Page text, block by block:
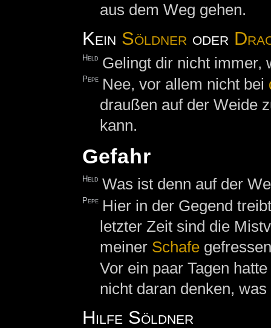
aus dem Weg gehen.
Kein Söldner oder
Held Gelingt dir nicht immer,
Pepe Nee, vor allem nicht bei
draußen auf der Weide
kann.
Gefahr
Held Was ist denn auf der
Pepe Hier in der Gegend
letzter Zeit sind die
meiner Schafe
Vor ein paar Tagen
nicht daran denken, was
Hilfe Söldner